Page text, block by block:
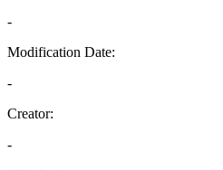
-
Modification Date:
-
Creator:
-